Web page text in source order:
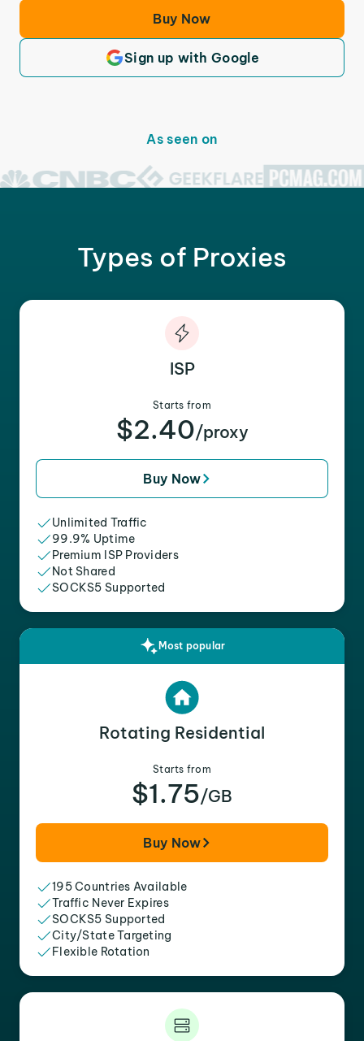
Buy Now
Sign up with Google
As seen on
Types of Proxies
ISP
Starts from
$2.40/proxy
Buy Now
Unlimited Traffic
99.9% Uptime
Premium ISP Providers
Not Shared
SOCKS5 Supported
Most popular
Rotating Residential
Starts from
$1.75/GB
Buy Now
195 Countries Available
Traffic Never Expires
SOCKS5 Supported
City/State Targeting
Flexible Rotation